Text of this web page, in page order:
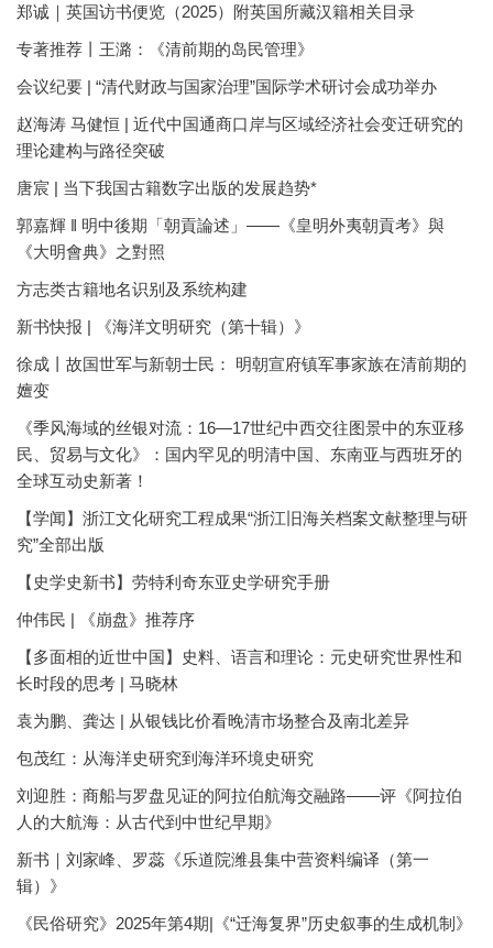
郑诚｜英国访书便览（2025）附英国所藏汉籍相关目录
专著推荐丨王潞：《清前期的岛民管理》
会议纪要 | “清代财政与国家治理”国际学术研讨会成功举办
赵海涛 马健恒 | 近代中国通商口岸与区域经济社会变迁研究的
理论建构与路径突破
唐宸 | 当下我国古籍数字出版的发展趋势*
郭嘉輝 ‖ 明中後期「朝貢論述」——《皇明外夷朝貢考》與
《大明會典》之對照
方志类古籍地名识别及系统构建
新书快报 | 《海洋文明研究（第十辑）》
徐成丨故国世军与新朝士民： 明朝宣府镇军事家族在清前期的
嬗变
《季风海域的丝银对流：16—17世纪中西交往图景中的东亚移
民、贸易与文化》：国内罕见的明清中国、东南亚与西班牙的
全球互动史新著！
【学闻】浙江文化研究工程成果“浙江旧海关档案文献整理与研
究”全部出版
【史学史新书】劳特利奇东亚史学研究手册
仲伟民 | 《崩盘》推荐序
【多面相的近世中国】史料、语言和理论：元史研究世界性和
长时段的思考 | 马晓林
袁为鹏、龚达 | 从银钱比价看晚清市场整合及南北差异
包茂红：从海洋史研究到海洋环境史研究
刘迎胜：商船与罗盘见证的阿拉伯航海交融路——评《阿拉伯
人的大航海：从古代到中世纪早期》
新书｜刘家峰、罗蕊《乐道院潍县集中营资料编译（第一
辑）》
《民俗研究》2025年第4期|《“迁海复界”历史叙事的生成机制》